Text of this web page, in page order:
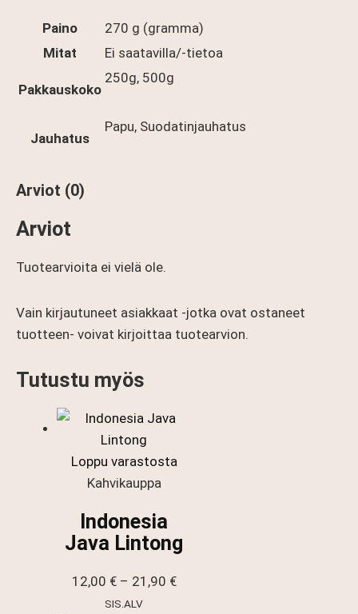
Paino
270 g (gramma)
Mitat
Ei saatavilla/-tietoa
Pakkauskoko
250g, 500g
Jauhatus
Papu, Suodatinjauhatus
Arviot (0)
Arviot
Tuotearvioita ei vielä ole.
Vain kirjautuneet asiakkaat -jotka ovat ostaneet
tuotteen- voivat kirjoittaa tuotearvion.
Tutustu myös
Loppu varastosta
Kahvikauppa
Indonesia
Java Lintong
12,00 € – 21,90 €Hintaluokka:
SIS.ALV